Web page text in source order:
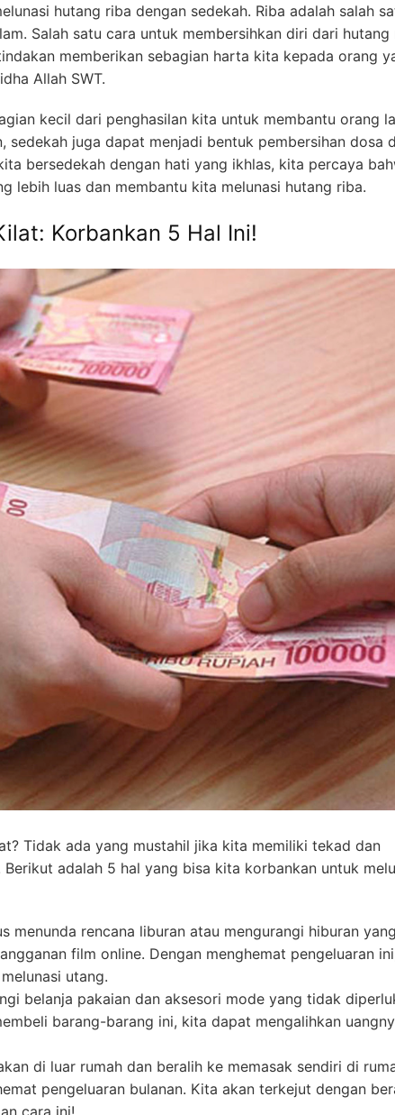
hutang riba dengan sedekah. Riba adalah salah
Salah satu cara untuk membersihkan diri dari hutang
memberikan sebagian harta kita kepada orang
Allah SWT.
kecil dari penghasilan kita untuk membantu orang
sedekah juga dapat menjadi bentuk pembersihan dosa
bersedekah dengan hati yang ikhlas, kita percaya
lebih luas dan membantu kita melunasi hutang riba.
Korbankan 5 Hal Ini!
Tidak ada yang mustahil jika kita memiliki tekad dan
adalah 5 hal yang bisa kita korbankan untuk
menunda rencana liburan atau mengurangi hiburan
film online. Dengan menghemat pengeluaran
utang.
belanja pakaian dan aksesori mode yang tidak
barang-barang ini, kita dapat mengalihkan
di luar rumah dan beralih ke memasak sendiri di
pengeluaran bulanan. Kita akan terkejut dengan